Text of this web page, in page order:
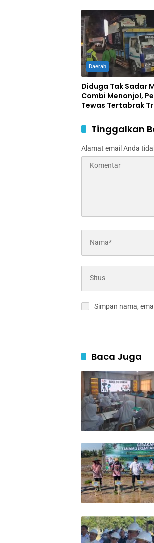
Daerah
Diduga Tak Sadar
Combi Menonjol,
Tewas Tertabrak
Tinggalkan
Alamat email Anda
Simpan nama,
Baca Juga